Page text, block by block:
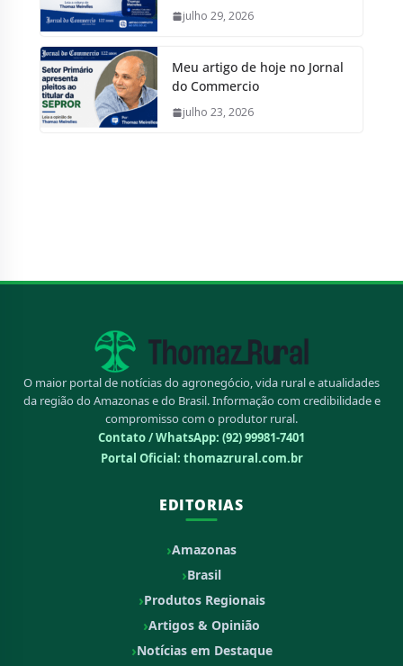
julho 29, 2026
Meu artigo de hoje no Jornal
do Commercio
julho 23, 2026
O maior portal de notícias do agronegócio, vida rural e atualidades
da região do Amazonas e do Brasil. Informação com credibilidade e
compromisso com o produtor rural.
Contato / WhatsApp: (92) 99981-7401
Portal Oficial: thomazrural.com.br
EDITORIAS
Amazonas
Brasil
Produtos Regionais
Artigos & Opinião
Notícias em Destaque